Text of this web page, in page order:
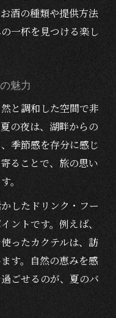
味しいお酒を味わ
ーの選び方
しむコツ
るバー体験
す季節の夜
酒の種類や提供方法
一杯を見つける楽し
魅力
と調和した空間で非
の夜は、湖畔からの
季節感を存分に感じ
ることで、旅の思い
。
したドリンク・フー
ントです。例えば、
ったカクテルは、訪
す。自然の恵みを感
ごせるのが、夏のバ